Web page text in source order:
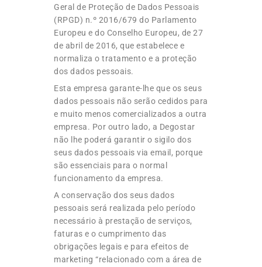
Geral de Proteção de Dados Pessoais
(RPGD) n.º 2016/679 do Parlamento
Europeu e do Conselho Europeu, de 27
de abril de 2016, que estabelece e
normaliza o tratamento e a proteção
dos dados pessoais.
Esta empresa garante-lhe que os seus
dados pessoais não serão cedidos para
e muito menos comercializados a outra
empresa. Por outro lado, a Degostar
não lhe poderá garantir o sigilo dos
seus dados pessoais via email, porque
são essenciais para o normal
funcionamento da empresa.
A conservação dos seus dados
pessoais será realizada pelo período
necessário à prestação de serviços,
faturas e o cumprimento das
obrigações legais e para efeitos de
marketing “relacionado com a área de